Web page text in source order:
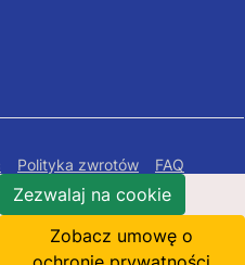
Polityka zwrotów
FAQ
Mapa Strony
Wszelkie prawa
Zezwalaj na cookie
Zobacz umowę o